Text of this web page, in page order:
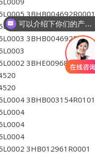
3BHB004692R0001
3BHB004692R001
3BHE009681R0101
3BHB003154R0101
3HB012961R0001
可以介绍下你们的产品么
你们是怎么收费的